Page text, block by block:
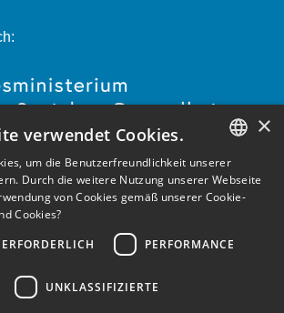
GERMAN
ENGLISH
×
verwendet Cookies.
um die Benutzerfreundlichkeit unserer
Durch die weitere Nutzung unserer Webseite
von Cookies gemäß unserer Cookie-
Cookies?
PERFORMANCE
UNKLASSIFIZIERTE